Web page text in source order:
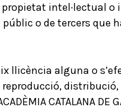
intel·lectual o
públic o de tercers
llicència alguna o
reproducció,
CATALANA